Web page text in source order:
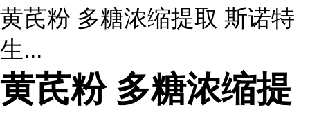
黄芪粉 多糖浓缩提取 斯诺特
生...
黄芪粉 多糖浓缩提